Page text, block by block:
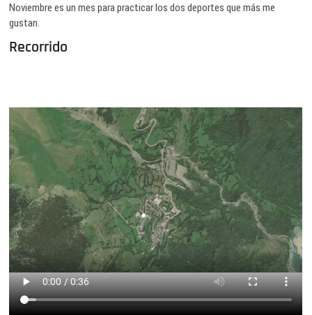
Noviembre es un mes para practicar los dos deportes que más me
gustan.
Recorrido